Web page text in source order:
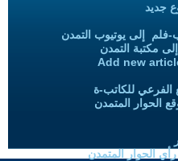
جديد
فلم إلى يوتيوب التمدن
مكتبة التمدن
Add new
الفرعي للكاتب-ة
الحوار المتمدن
الحوار المتمدن